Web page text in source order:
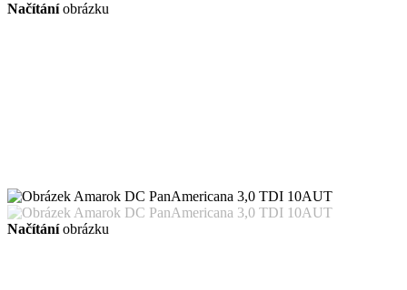
Načítáníobrázku
Načítáníobrázku